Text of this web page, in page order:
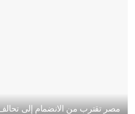
مصر تقترب من الانضمام إلى